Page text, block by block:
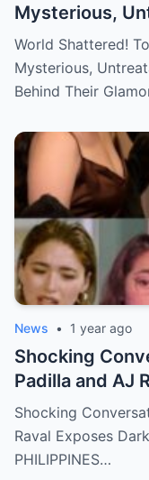
Mysterious,
Dark Truth
World Shattered!
Mysterious,
Behind Their
News • 1 year ago
Shocking
Padilla and AJ
Sparks
Shocking
Raval Exposes
PHILIPPINES…